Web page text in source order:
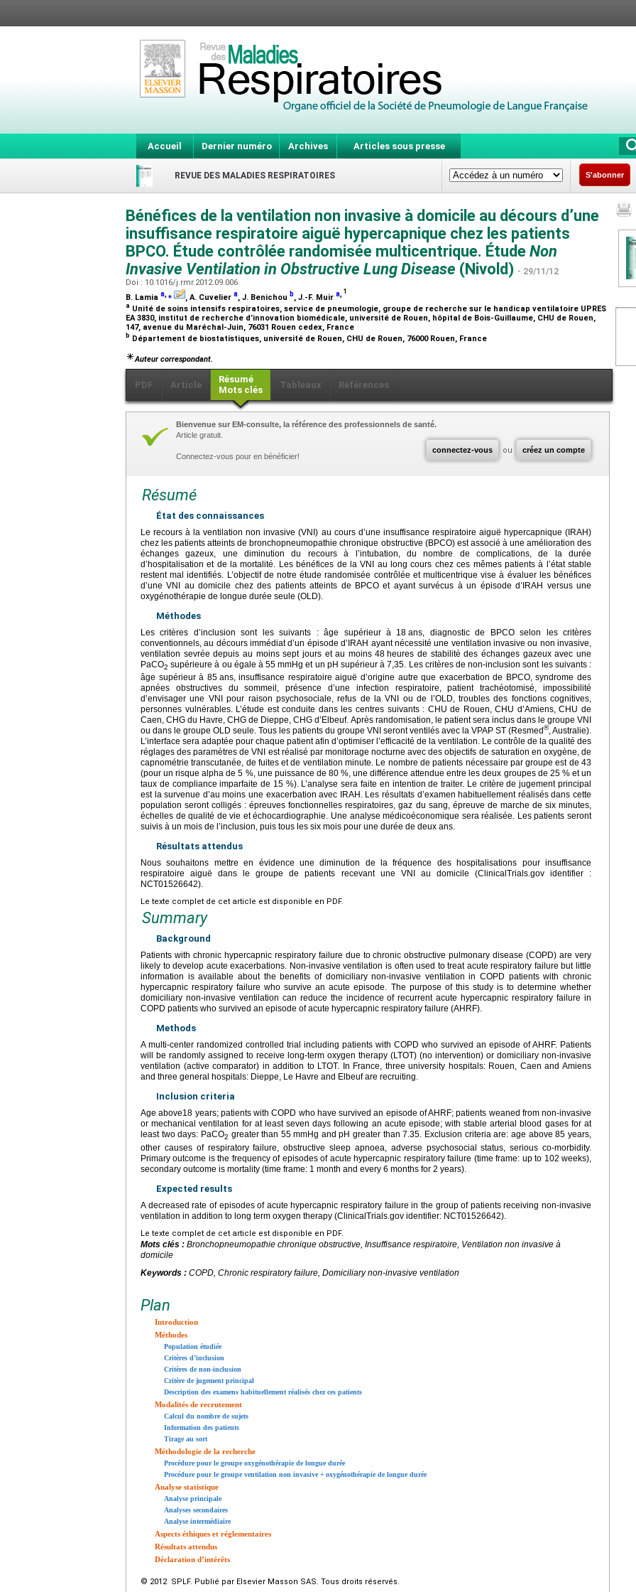
Accueil Dernier numéro Archives Articles sous presse
REVUE DES MALADIES RESPIRATOIRES S'abonner
Bénéfices de la ventilation non invasive à domicile au décours d’une
insuffisance respiratoire aiguë hypercapnique chez les patients
BPCO. Étude contrôlée randomisée multicentrique. Étude Non
Invasive Ventilation in Obstructive Lung Disease (Nivold) - 29/11/12
Doi : 10.1016/j.rmr.2012.09.006
B. Lamia a,⁎ , A. Cuvelier a, J. Benichou b, J.-F. Muir a, 1
a Unité de soins intensifs respiratoires, service de pneumologie, groupe de recherche sur le handicap ventilatoire UPRES
EA 3830, institut de recherche d’innovation biomédicale, université de Rouen, hôpital de Bois-Guillaume, CHU de Rouen,
147, avenue du Maréchal-Juin, 76031 Rouen cedex, France
b Département de biostatistiques, université de Rouen, CHU de Rouen, 76000 Rouen, France
Auteur correspondant.
PDF Article
Résumé
Mots clés
Tableaux Références
connectez-vous ou créez un compte
Bienvenue sur EM-consulte, la référence des professionnels de santé.
Article gratuit.
Connectez-vous pour en bénéficier!
Résumé
État des connaissances
Le recours à la ventilation non invasive (VNI) au cours d’une insuffisance respiratoire aiguë hypercapnique (IRAH)
chez les patients atteints de bronchopneumopathie chronique obstructive (BPCO) est associé à une amélioration des
échanges gazeux, une diminution du recours à l’intubation, du nombre de complications, de la durée
d’hospitalisation et de la mortalité. Les bénéfices de la VNI au long cours chez ces mêmes patients à l’état stable
restent mal identifiés. L’objectif de notre étude randomisée contrôlée et multicentrique vise à évaluer les bénéfices
d’une VNI au domicile chez des patients atteints de BPCO et ayant survécus à un épisode d’IRAH versus une
oxygénothérapie de longue durée seule (OLD).
Méthodes
Les critères d’inclusion sont les suivants : âge supérieur à 18 ans, diagnostic de BPCO selon les critères
conventionnels, au décours immédiat d’un épisode d’IRAH ayant nécessité une ventilation invasive ou non invasive,
ventilation sevrée depuis au moins sept jours et au moins 48 heures de stabilité des échanges gazeux avec une
PaCO2 supérieure à ou égale à 55 mmHg et un pH supérieur à 7,35. Les critères de non-inclusion sont les suivants :
âge supérieur à 85 ans, insuffisance respiratoire aiguë d’origine autre que exacerbation de BPCO, syndrome des
apnées obstructives du sommeil, présence d’une infection respiratoire, patient trachéotomisé, impossibilité
d’envisager une VNI pour raison psychosociale, refus de la VNI ou de l’OLD, troubles des fonctions cognitives,
personnes vulnérables. L’étude est conduite dans les centres suivants : CHU de Rouen, CHU d’Amiens, CHU de
Caen, CHG du Havre, CHG de Dieppe, CHG d’Elbeuf. Après randomisation, le patient sera inclus dans le groupe VNI
ou dans le groupe OLD seule. Tous les patients du groupe VNI seront ventilés avec la VPAP ST (Resmed®, Australie).
L’interface sera adaptée pour chaque patient afin d’optimiser l’efficacité de la ventilation. Le contrôle de la qualité des
réglages des paramètres de VNI est réalisé par monitorage nocturne avec des objectifs de saturation en oxygène, de
capnométrie transcutanée, de fuites et de ventilation minute. Le nombre de patients nécessaire par groupe est de 43
(pour un risque alpha de 5 %, une puissance de 80 %, une différence attendue entre les deux groupes de 25 % et un
taux de compliance imparfaite de 15 %). L’analyse sera faite en intention de traiter. Le critère de jugement principal
est la survenue d’au moins une exacerbation avec IRAH. Les résultats d’examen habituellement réalisés dans cette
population seront colligés : épreuves fonctionnelles respiratoires, gaz du sang, épreuve de marche de six minutes,
échelles de qualité de vie et échocardiographie. Une analyse médicoéconomique sera réalisée. Les patients seront
suivis à un mois de l’inclusion, puis tous les six mois pour une durée de deux ans.
Résultats attendus
Nous souhaitons mettre en évidence une diminution de la fréquence des hospitalisations pour insuffisance
respiratoire aiguë dans le groupe de patients recevant une VNI au domicile (ClinicalTrials.gov identifier :
NCT01526642).
Le texte complet de cet article est disponible en PDF.
Summary
Background
Patients with chronic hypercapnic respiratory failure due to chronic obstructive pulmonary disease (COPD) are very
likely to develop acute exacerbations. Non-invasive ventilation is often used to treat acute respiratory failure but little
information is available about the benefits of domiciliary non-invasive ventilation in COPD patients with chronic
hypercapnic respiratory failure who survive an acute episode. The purpose of this study is to determine whether
domiciliary non-invasive ventilation can reduce the incidence of recurrent acute hypercapnic respiratory failure in
COPD patients who survived an episode of acute hypercapnic respiratory failure (AHRF).
Methods
A multi-center randomized controlled trial including patients with COPD who survived an episode of AHRF. Patients
will be randomly assigned to receive long-term oxygen therapy (LTOT) (no intervention) or domiciliary non-invasive
ventilation (active comparator) in addition to LTOT. In France, three university hospitals: Rouen, Caen and Amiens
and three general hospitals: Dieppe, Le Havre and Elbeuf are recruiting.
Inclusion criteria
Age above18 years; patients with COPD who have survived an episode of AHRF; patients weaned from non-invasive
or mechanical ventilation for at least seven days following an acute episode; with stable arterial blood gases for at
least two days: PaCO2 greater than 55 mmHg and pH greater than 7.35. Exclusion criteria are: age above 85 years,
other causes of respiratory failure, obstructive sleep apnoea, adverse psychosocial status, serious co-morbidity.
Primary outcome is the frequency of episodes of acute hypercapnic respiratory failure (time frame: up to 102 weeks),
secondary outcome is mortality (time frame: 1 month and every 6 months for 2 years).
Expected results
A decreased rate of episodes of acute hypercapnic respiratory failure in the group of patients receiving non-invasive
ventilation in addition to long term oxygen therapy (ClinicalTrials.gov identifier: NCT01526642).
Le texte complet de cet article est disponible en PDF.
Mots clés : Bronchopneumopathie chronique obstructive, Insuffisance respiratoire, Ventilation non invasive à
domicile
Keywords : COPD, Chronic respiratory failure, Domiciliary non-invasive ventilation
Plan
Introduction
Méthodes
Population étudiée
Critères d’inclusion
Critères de non-inclusion
Critère de jugement principal
Description des examens habituellement réalisés chez ces patients
Modalités de recrutement
Calcul du nombre de sujets
Information des patients
Tirage au sort
Méthodologie de la recherche
Procédure pour le groupe oxygénothérapie de longue durée
Procédure pour le groupe ventilation non invasive + oxygénothérapie de longue durée
Analyse statistique
Analyse principale
Analyses secondaires
Analyse intermédiaire
Aspects éthiques et réglementaires
Résultats attendus
Déclaration d’intérêts
© 2012 SPLF. Publié par Elsevier Masson SAS. Tous droits réservés.